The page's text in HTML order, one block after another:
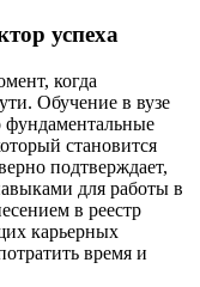
успеха
когда
Обучение в вузе
фундаментальные
становится
подтверждает,
для работы в
в реестр
карьерных
время и